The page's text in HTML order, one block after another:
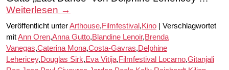
Weiterlesen →
Veröffentlicht unterArthouse,Filmfestival ,Kino
Verschlagwortet
mitAnn Oren,Anna Gutto,Blandine Lenoir,Brenda
Vanegas,Caterina Mona,Costa-Gavras,Delphine
Lehericey,Douglas Sirk,Eva Vitija,Filmfestival Locarno,Gitanjali